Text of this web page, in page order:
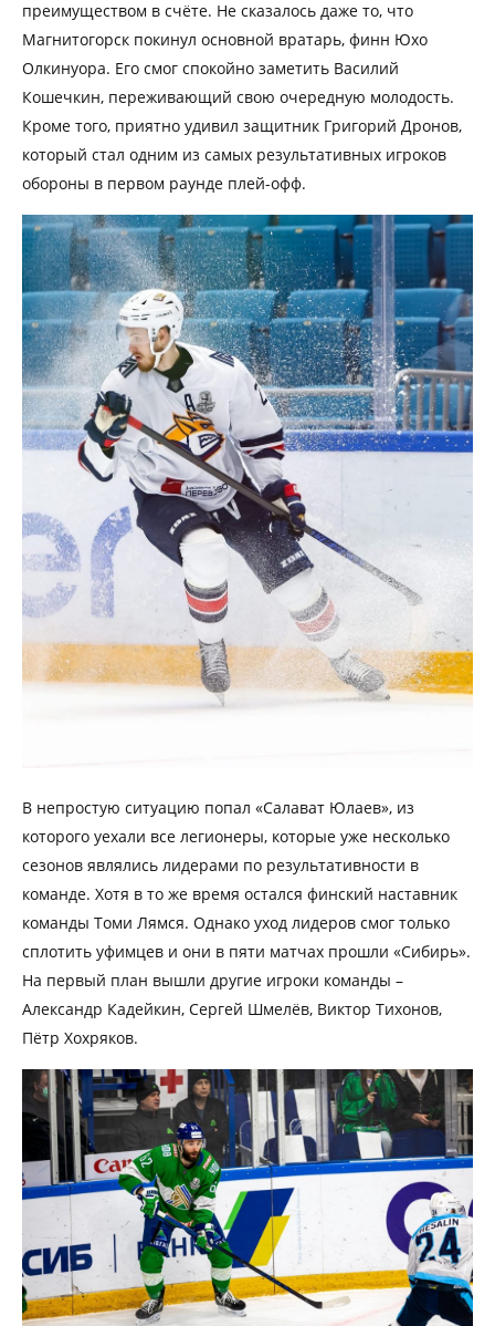
преимуществом в счёте. Не сказалось даже то, что
Магнитогорск покинул основной вратарь, финн Юхо
Олкинуора. Его смог спокойно заметить Василий
Кошечкин, переживающий свою очередную молодость.
Кроме того, приятно удивил защитник Григорий Дронов,
который стал одним из самых результативных игроков
обороны в первом раунде плей-офф.
В непростую ситуацию попал «Салават Юлаев», из
которого уехали все легионеры, которые уже несколько
сезонов являлись лидерами по результативности в
команде. Хотя в то же время остался финский наставник
команды Томи Лямся. Однако уход лидеров смог только
сплотить уфимцев и они в пяти матчах прошли «Сибирь».
На первый план вышли другие игроки команды –
Александр Кадейкин, Сергей Шмелёв, Виктор Тихонов,
Пётр Хохряков.